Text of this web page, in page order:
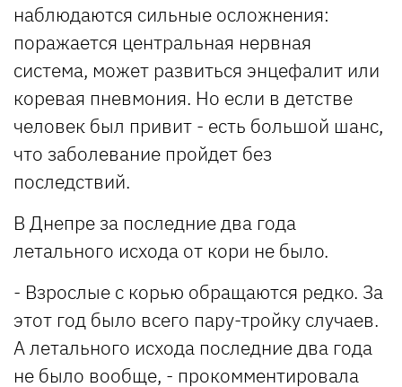
наблюдаются сильные осложнения:
поражается центральная нервная
система, может развиться энцефалит или
коревая пневмония. Но если в детстве
человек был привит - есть большой шанс,
что заболевание пройдет без
последствий.
В Днепре за последние два года
летального исхода от кори не было.
- Взрослые с корью обращаются редко. За
этот год было всего пару-тройку случаев.
А летального исхода последние два года
не было вообще, - прокомментировала